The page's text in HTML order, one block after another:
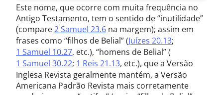
Este nome, que ocorre com muita frequência no
Antigo Testamento, tem o sentido de “inutilidade”
(compare2 Samuel 23.6 na margem); assim em
frases como “filhos de Belial” (Juízes 20.13;
1 Samuel 10.27, etc.), “homens de Belial” (
1 Samuel 30.22; 1 Reis 21.13, etc.), que a Versão
Inglesa Revista geralmente mantém, a Versão
Americana Padrão Revista mais corretamente